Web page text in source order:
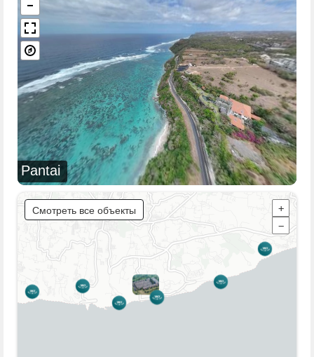
Pantai
Смотреть все объекты
+
−